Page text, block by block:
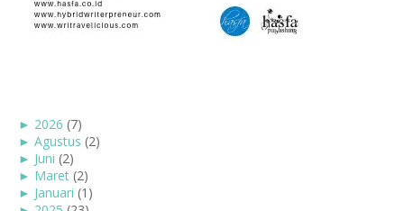
► 2026 (7)
► Agustus (2)
► Juni (2)
► Maret (2)
► Januari (1)